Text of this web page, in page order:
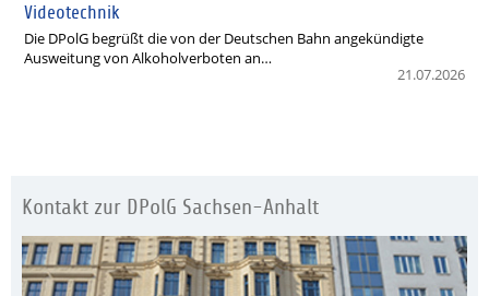
Videotechnik
Die DPolG begrüßt die von der Deutschen Bahn angekündigte
Ausweitung von Alkoholverboten an…
21.07.2026
Kontakt zur DPolG Sachsen-Anhalt